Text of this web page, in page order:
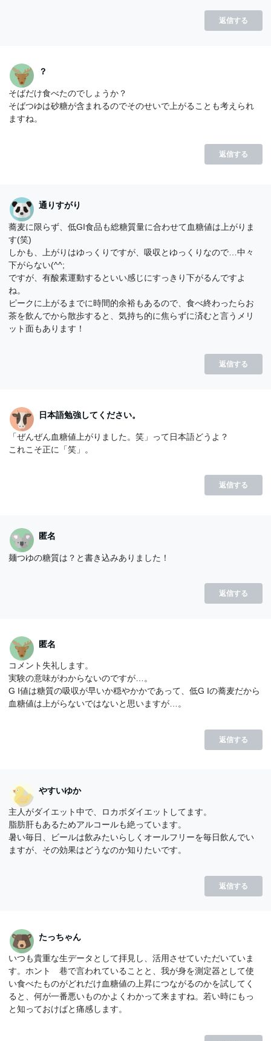
返信する
？
そばだけ食べたのでしょうか？
そばつゆは砂糖が含まれるのでそのせいで上がることも考えられ
ますね。
返信する
通りすがり
蕎麦に限らず、低GI食品も総糖質量に合わせて血糖値は上がりま
す(笑)
しかも、上がりはゆっくりですが、吸収とゆっくりなので…中々
下がらない(^^;
ですが、有酸素運動するといい感じにすっきり下がるんですよ
ね。
ピークに上がるまでに時間的余裕もあるので、食べ終わったらお
茶を飲んでから散歩すると、気持ち的に焦らずに済むと言うメリ
ット面もあります！
返信する
日本語勉強してください。
「ぜんぜん血糖値上がりました。笑」って日本語どうよ？
これこそ正に「笑」。
返信する
匿名
麺つゆの糖質は？と書き込みありました！
返信する
匿名
コメント失礼します。
実験の意味がわからないのですが…。
G I値は糖質の吸収が早いか穏やかかであって、低G Iの蕎麦だから
血糖値は上がらないではないと思いますが…。
返信する
やすいゆか
主人がダイエット中で、ロカボダイエットしてます。
脂肪肝もあるためアルコールも絶っています。
暑い毎日、ビールは飲みたいらしくオールフリーを毎日飲んでい
ますが、その効果はどうなのか知りたいです。
返信する
たっちゃん
いつも貴重な生データとして拝見し、活用させていただいていま
す。ホント 巷で言われていることと、我が身を測定器として使
い食べたものがどれだけ血糖値の上昇につながるのかを試してく
ると、何が一番悪いものかよくわかって来ますね。若い時にもっ
と知っておけばと痛感します。